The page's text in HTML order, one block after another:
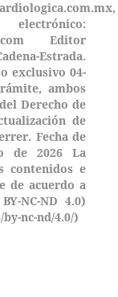
Editor
Estrada.
exclusivo 04-
ambos
Derecho de
de
Fecha de
de 2026 La
contenidos e
de acuerdo a
NC-ND 4.0)
nc-nd/4.0/)